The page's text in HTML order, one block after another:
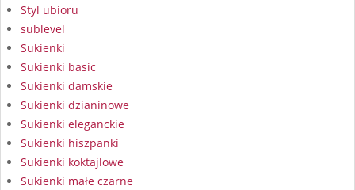
Styl ubioru
sublevel
Sukienki
Sukienki basic
Sukienki damskie
Sukienki dzianinowe
Sukienki eleganckie
Sukienki hiszpanki
Sukienki koktajlowe
Sukienki małe czarne